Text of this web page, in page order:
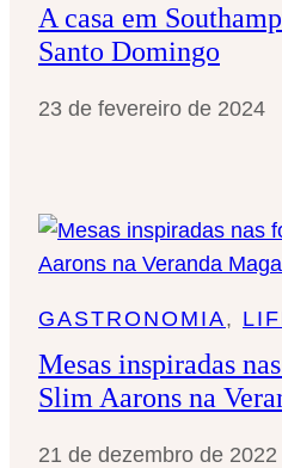
A casa em
Santo Domingo
23 de fevereiro de 2024
GASTRONOMIA,
Mesas inspiradas
Slim Aarons na
21 de dezembro de 2022